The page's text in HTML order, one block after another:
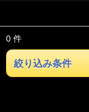
0 件
絞り込み条件